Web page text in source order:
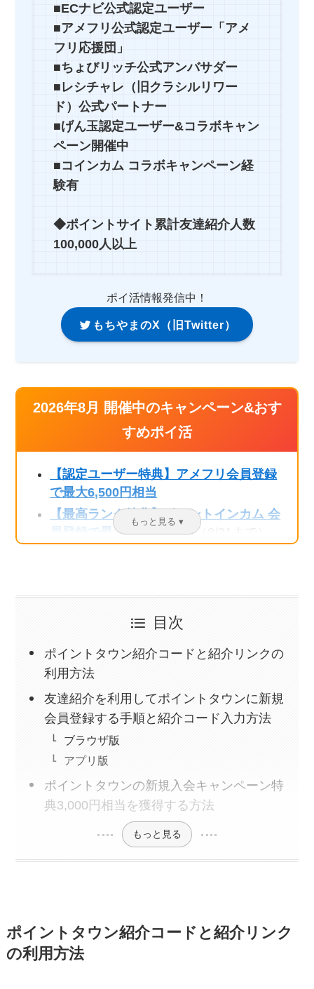
■ECナビ公式認定ユーザー
■アメフリ公式認定ユーザー「アメ
フリ応援団」
■ちょびリッチ公式アンバサダー
■レシチャレ（旧クラシルリワー
ド）公式パートナー
■げん玉認定ユーザー&コラボキャン
ペーン開催中
■コインカム コラボキャンペーン経
験有
◆ポイントサイト累計友達紹介人数
100,000人以上
ポイ活情報発信中！
もちやまのX（旧Twitter）
2026年8月 開催中のキャンペーン&おす
すめポイ活
【認定ユーザー特典】アメフリ会員登録
で最大6,500円相当
【最高ランク特典】ポイントインカム 会
員登録で最大3,220円相当（8/31まで）
【認定ユーザー特典】ハピタス会員登録
【認定ユーザー特典】Powl招待コード利
用で最大330円相当
【公式アンバサダー特典】ちょびリッチ
新規登録で最大2,500円相当
ワラウ新規入会キャンペーンで最大
2,500円相当
【認定ユーザー特典】ECナビ紹介コード
利用で最大1,350円相当
「げん玉×チリツモ」コラボキャンペー
ン！新規登録で最大750円相当
三菱UFJ銀行口座開設は紹介コードで最
TikTok Lite招待キャンペーンで2,750
円！
目次
ポイントタウン紹介コードと紹介リンクの
利用方法
友達紹介を利用してポイントタウンに新規
会員登録する手順と紹介コード入力方法
ブラウザ版
アプリ版
ポイントタウンの新規入会キャンペーン特
典3,000円相当を獲得する方法
もっと見る
ポイントタウン紹介コードと紹介リンク
の利用方法